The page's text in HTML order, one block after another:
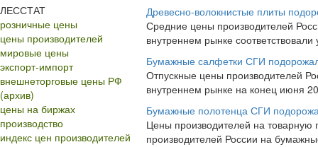
ЛЕССТАТ
розничные цены
цены производителей
мировые цены
экспорт-импорт
внешнеторговые цены РФ
(архив)
цены на биржах
производство
индекс цен производителей
Древесно-волокнистые плиты
Средние цены производителей
внутреннем рынке
Бумажные салфетки СГИ
Отпускные цены производителей
внутреннем рынке на конец июня
Бумажные полотенца СГИ
Цены производителей на
производителей России на